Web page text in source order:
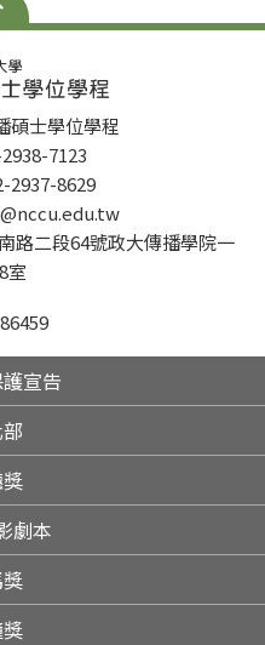
碩士學位學程
7123
2937-8629
路二段64號政大傳播學院一
室
宣告
劇本